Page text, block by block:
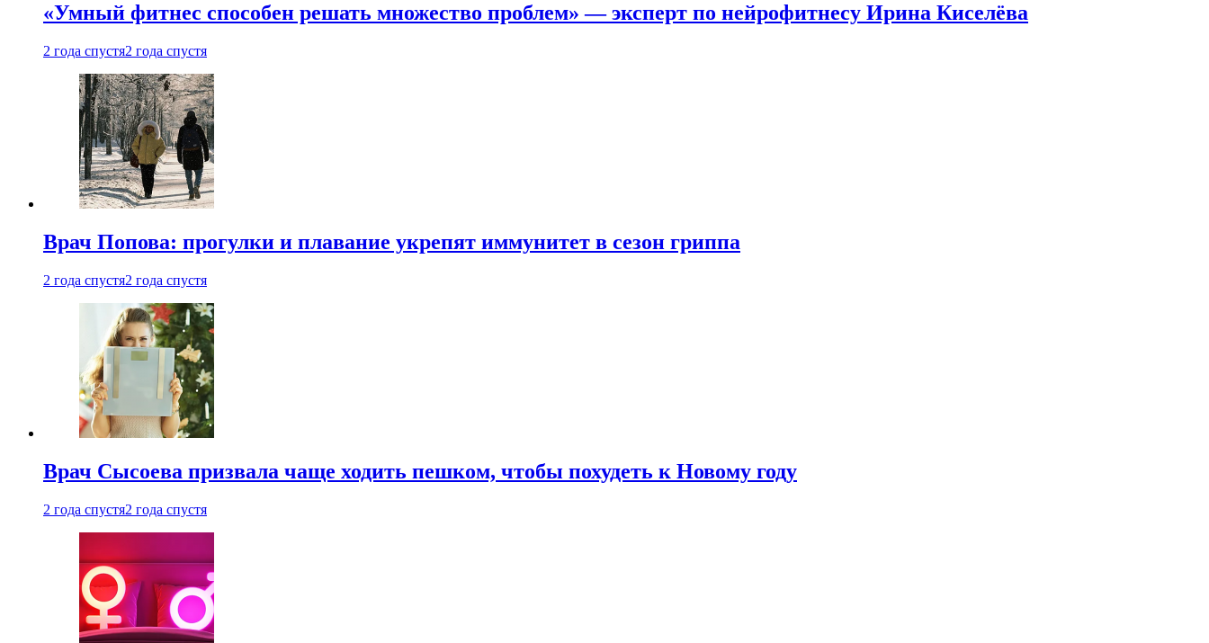
«Умный фитнес способен решать множество проблем» — эксперт по нейрофитнесу Ирина Киселёва
2 года спустя2 года спустя
Врач Попова: прогулки и плавание укрепят иммунитет в сезон гриппа
2 года спустя2 года спустя
Врач Сысоева призвала чаще ходить пешком, чтобы похудеть к Новому году
2 года спустя2 года спустя